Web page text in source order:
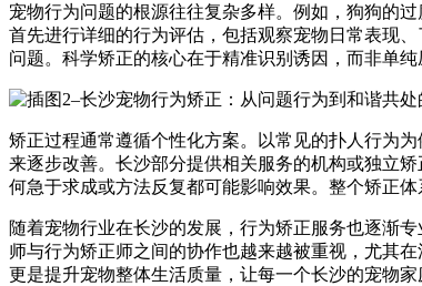
宠物行为问题的根源往往复杂多样。例如，狗狗的
首先进行详细的行为评估，包括观察宠物日常表现
问题。科学矫正的核心在于精准识别诱因，而非单纯
矫正过程通常遵循个性化方案。以常见的扑人行为
来逐步改善。长沙部分提供相关服务的机构或独立
何急于求成或方法反复都可能影响效果。整个矫正
随着宠物行业在长沙的发展，行为矫正服务也逐渐
师与行为矫正师之间的协作也越来越被重视，尤其
更是提升宠物整体生活质量，让每一个长沙的宠物家